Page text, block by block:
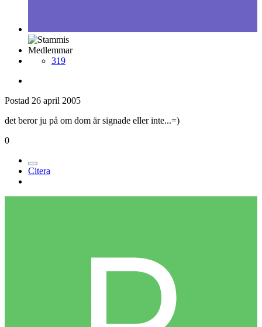
Medlemmar
319
Postad 26 april 2005
det beror ju på om dom är signade eller inte...=)
0
Citera